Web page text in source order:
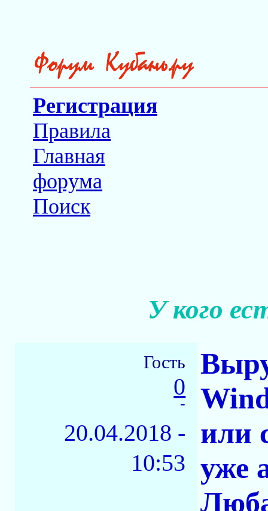
Регистрация
Правила
Главная
форума
Поиск
У кого
Гость
0
-
20.04.2018 -
10:53
или
уже